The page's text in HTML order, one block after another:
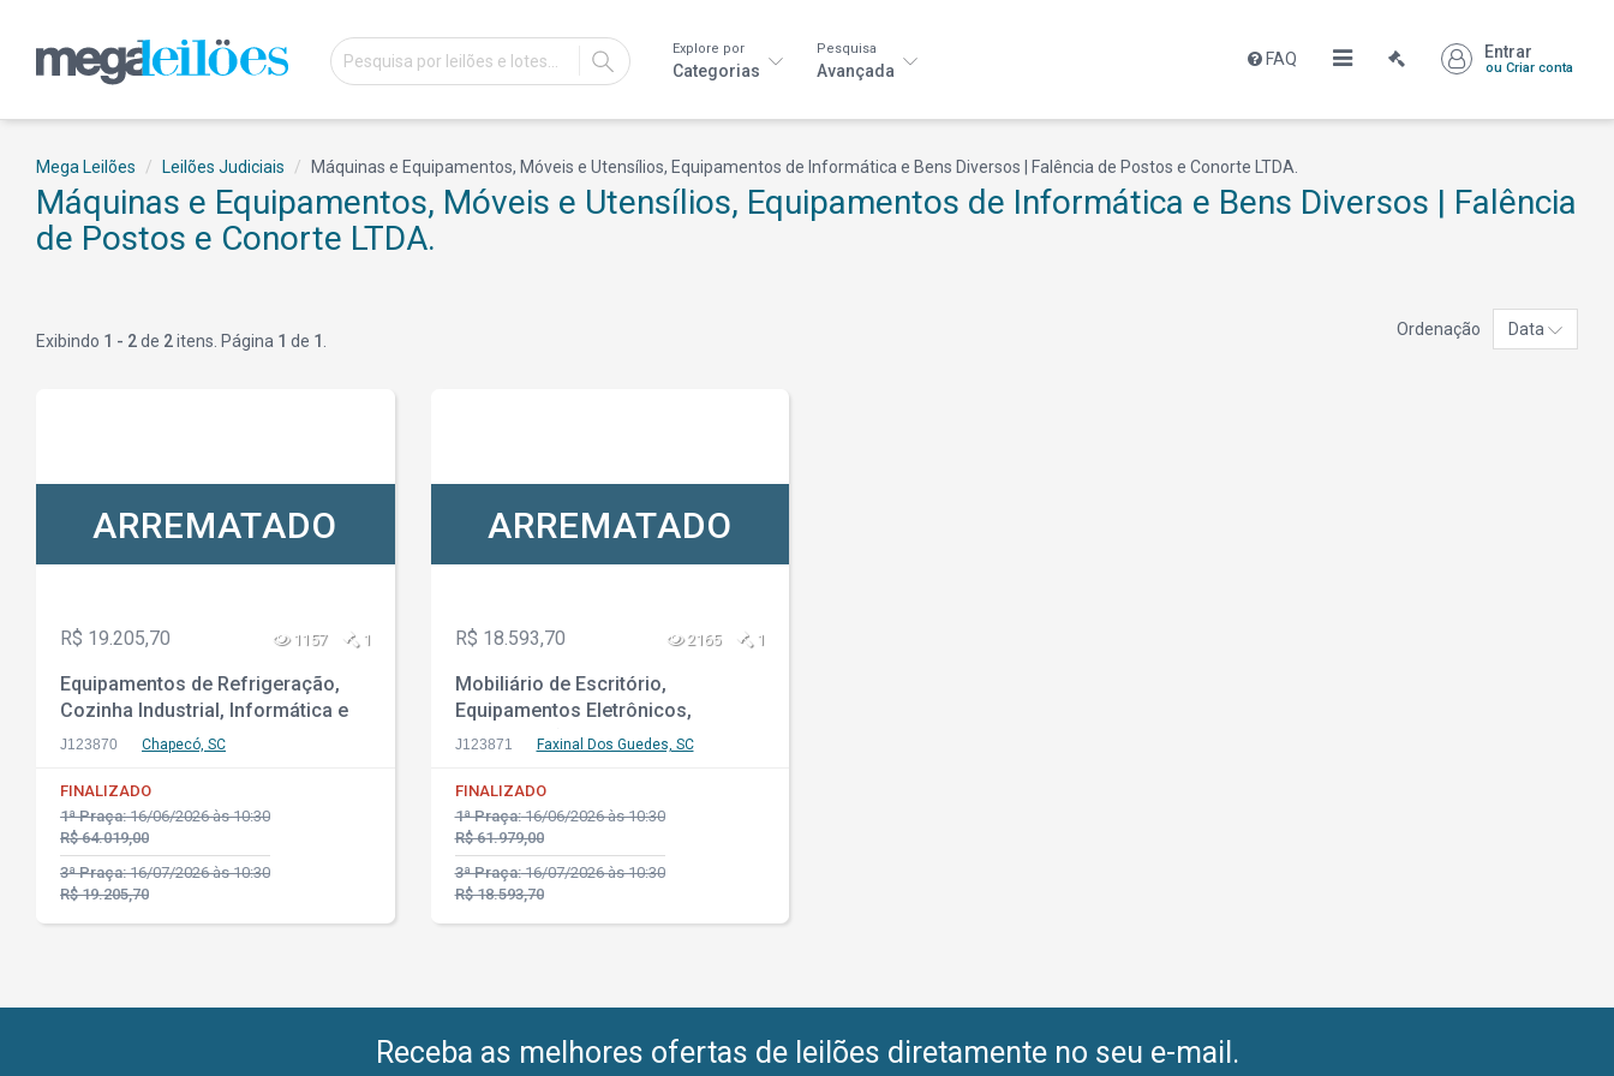
IR
Explore por
Categorias
Pesquisa
Avançada
FAQ Entrar
ou Criar conta
Mega Leilões Leilões Judiciais Máquinas e Equipamentos, Móveis e Utensílios, Equipamentos de Informática e Bens Diversos | Falência de Postos e Conorte LTDA.
Máquinas e Equipamentos, Móveis e Utensílios, Equipamentos de Informática e Bens Diversos | Falência
de Postos e Conorte LTDA.
Exibindo 1 - 2de 2itens. Página 1 de 1
Ordenação Data
ARREMATADO
R$ 19.205,70 1157 1
Equipamentos de Refrigeração,
Cozinha Industrial, Informática e
Utilidades diversas
J123870 Chapecó, SC
FINALIZADO
1ª Praça:16/06/2026 às 10:30
R$ 64.019,00
3ª Praça:16/07/2026 às 10:30
R$ 19.205,70
ARREMATADO
R$ 18.593,70 2165 1
Mobiliário de Escritório,
Equipamentos Eletrônicos,
Refrigeração e Sistema de
J123871 Faxinal Dos Guedes, SC
FINALIZADO
1ª Praça:16/06/2026 às 10:30
R$ 61.979,00
3ª Praça:16/07/2026 às 10:30
R$ 18.593,70
Receba as melhores ofertas de leilões diretamente no seu e-mail.